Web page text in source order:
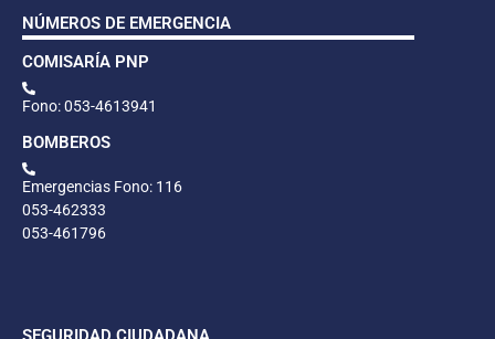
NÚMEROS DE EMERGENCIA
COMISARÍA PNP
Fono: 053-4613941
BOMBEROS
Emergencias Fono: 116
053-462333
053-461796